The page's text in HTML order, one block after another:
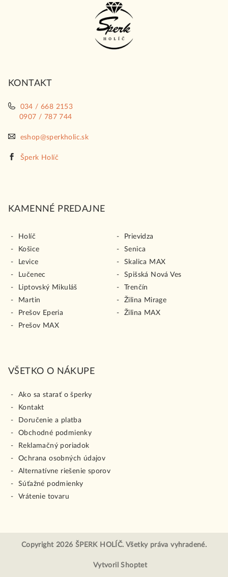
KONTAKT
034 / 668 2153
0907 / 787 744
eshop@sperkholic.sk
Šperk Holíč
KAMENNÉ PREDAJNE
Holíč
Košice
Levice
Lučenec
Liptovský Mikuláš
Martin
Prešov Eperia
Prešov MAX
Prievidza
Senica
Skalica MAX
Spišská Nová Ves
Trenčín
Žilina Mirage
Žilina MAX
VŠETKO O NÁKUPE
Ako sa starať o šperky
Kontakt
Doručenie a platba
Obchodné podmienky
Reklamačný poriadok
Ochrana osobných údajov
Alternatívne riešenie sporov
Súťažné podmienky
Vrátenie tovaru
Copyright 2026 ŠPERK HOLÍČ. Všetky práva vyhradené.
Vytvoril Shoptet